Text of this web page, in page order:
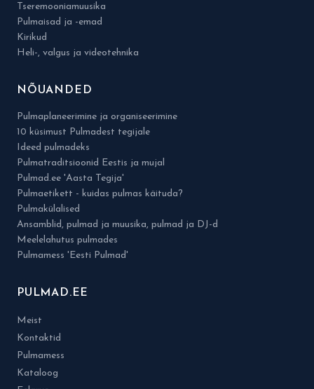
Tseremooniamuusika
Pulmaisad ja -emad
Kirikud
Heli-, valgus ja videotehnika
NÕUANDED
Pulmaplaneerimine ja organiseerimine
10 küsimust Pulmadest tegijale
Ideed pulmadeks
Pulmatraditsioonid Eestis ja mujal
Pulmad.ee 'Aasta Tegija'
Pulmaetikett - kuidas pulmas käituda?
Pulmakülalised
Ansamblid, pulmad ja muusika, pulmad ja DJ-d
Meelelahutus pulmades
Pulmamess 'Eesti Pulmad'
PULMAD.EE
Meist
Kontaktid
Pulmamess
Kataloog